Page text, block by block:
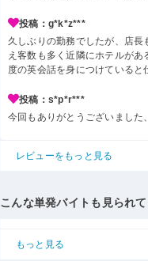
投稿：g*k*z***
久しぶりの勤務でしたが、店
え客数も多く近隣にホテルが
度の英会話を身につけている
投稿：s*p*r***
今回もありがとうございました
レビューをもっと見る
こんな単発バイトも見られ
もっと見る